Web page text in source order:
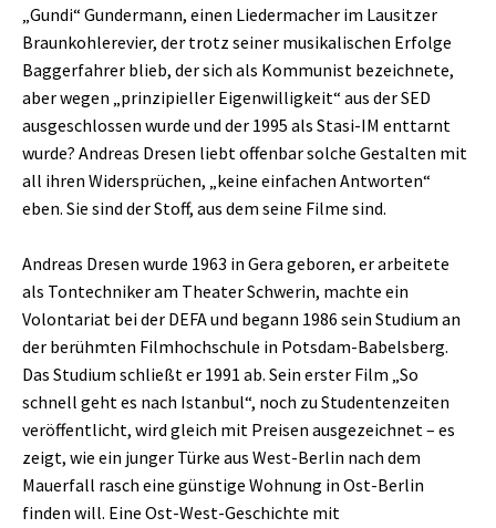
„Gundi“ Gundermann, einen Liedermacher im Lausitzer
Braunkohlerevier, der trotz seiner musikalischen Erfolge
Baggerfahrer blieb, der sich als Kommunist bezeichnete,
aber wegen „prinzipieller Eigenwilligkeit“ aus der SED
ausgeschlossen wurde und der 1995 als Stasi-IM enttarnt
wurde? Andreas Dresen liebt offenbar solche Gestalten mit
all ihren Widersprüchen, „keine einfachen Antworten“
eben. Sie sind der Stoff, aus dem seine Filme sind.
Andreas Dresen wurde 1963 in Gera geboren, er arbeitete
als Tontechniker am Theater Schwerin, machte ein
Volontariat bei der DEFA und begann 1986 sein Studium an
der berühmten Filmhochschule in Potsdam-Babelsberg.
Das Studium schließt er 1991 ab. Sein erster Film „So
schnell geht es nach Istanbul“, noch zu Studentenzeiten
veröffentlicht, wird gleich mit Preisen ausgezeichnet – es
zeigt, wie ein junger Türke aus West-Berlin nach dem
Mauerfall rasch eine günstige Wohnung in Ost-Berlin
finden will. Eine Ost-West-Geschichte mit